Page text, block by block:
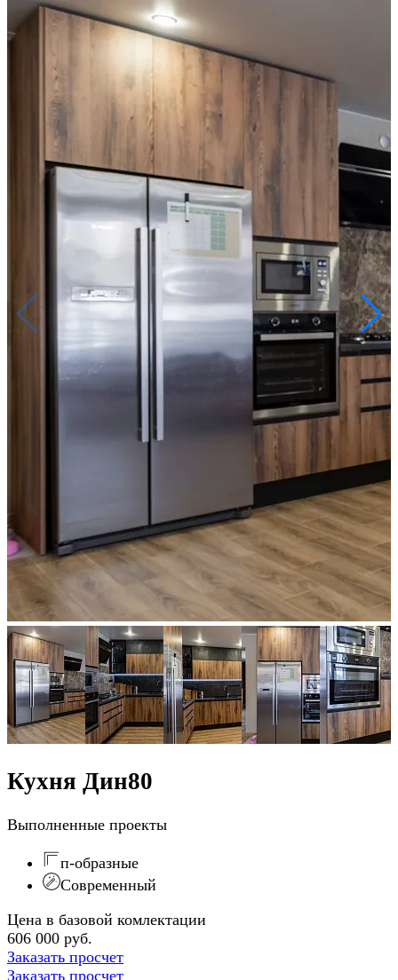
Кухня Дин80
Выполненные проекты
п-образные
Современный
Цена в базовой комлектации
606 000 руб.
Заказать просчет
Заказать просчет